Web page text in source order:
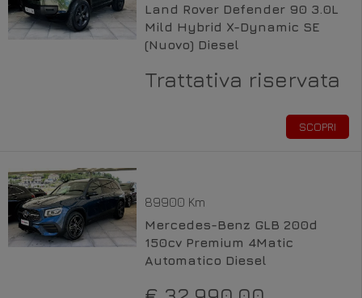
Land Rover Defender 90 3.0L
Mild Hybrid X-Dynamic SE
(Nuovo) Diesel
Trattativa riservata
SCOPRI
89900 Km
Mercedes-Benz GLB 200d
150cv Premium 4Matic
Automatico Diesel